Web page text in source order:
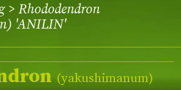
> Rhododendron
'ANILIN'
(yakushimanum)